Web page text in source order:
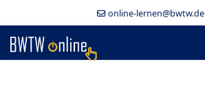
online-lernen@bwtw.de